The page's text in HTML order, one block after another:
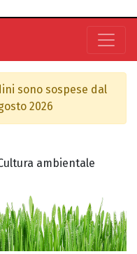
sono sospese dal
2026
ambientale